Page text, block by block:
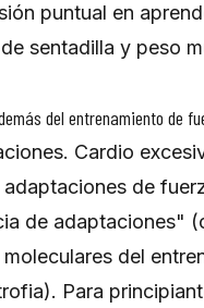
puntual en
sentadilla y peso
del entrenamiento de
Cardio
de
de adaptaciones"
del
Para